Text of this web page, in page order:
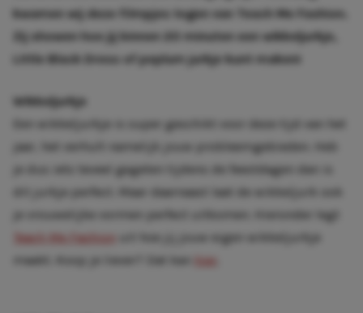
kwamen wij deze filmpjes tegen van Teach Me Fashion.
Zij showen hoe jij binnen 20 minuten een wikkeljurkje,
Little Black Dress of peplum jurkje kunt maken!
Wikkeljurkje
Een wikkeljurkje is super geschikt voor deze tijd van het
jaar, het verhult namelijk jouw probleemgebieden. Heb
je dus iets teveel gegeten tijdens de feestdagen dan is
dit jurkje perfect. Maar daarnaast laat de wikkeljurk ook
je vrouwelijke vormen perfect uitkomen. Hieronder legt
Teach Me Fashion
uit hoe jij jouw eigen wikkeljurkje
maakt. Koop je liever? Dat kan
hier